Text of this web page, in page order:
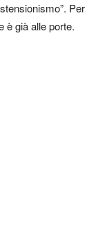
Per
è già alle porte.